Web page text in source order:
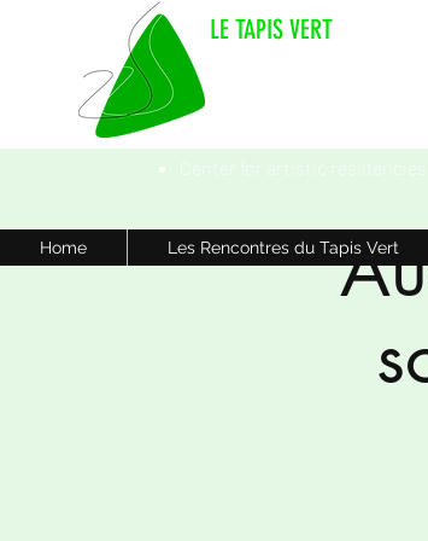
LE TAPIS VERT
Center for artistic residencies
Home Les Rencontres du Tapis Vert